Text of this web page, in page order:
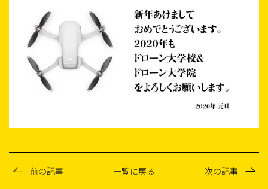
前の記事 一覧に戻る 次の記事